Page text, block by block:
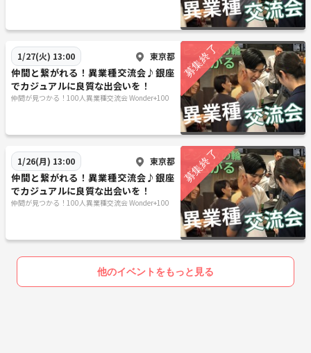
https://goo.gl/maps/m5VHvBZ8RRLuqTbh8
（グーグルマップ）
地下鉄は銀座駅・日比谷駅より徒歩3分、JR線も有楽町駅徒歩5分3駅ア
クセス抜群の好立地！（JR新橋駅や都営三田線内幸駅からもアクセス
ＪＲ山手線 有楽町駅 日比谷口
地下鉄千代田線 日比谷駅 A11出口
地下鉄日比谷線 銀座駅 C1出口
地下鉄丸の内線 銀座駅 C1出口
＊東急プラザ銀座の裏手、帝国ホテルの方です
1.JR有楽町駅「日比谷口」改札を出るとビックカメラ有楽町店が見えま
1/27(火) 13:00 東京都
仲間と繋がれる！異業種交流会♪銀座
でカジュアルに良質な出会いを！
仲間が見つかる！100人異業種交流会 Wonder+100
1/26(月) 13:00 東京都
仲間と繋がれる！異業種交流会♪銀座
でカジュアルに良質な出会いを！
仲間が見つかる！100人異業種交流会 Wonder+100
他のイベントをもっと見る